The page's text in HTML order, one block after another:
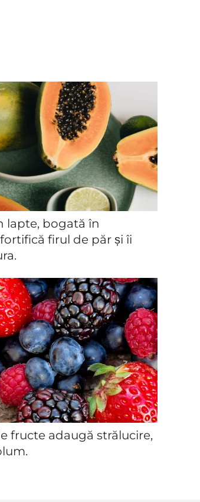
lapte, bogată în
firul de păr și îi
fructe adaugă strălucire,